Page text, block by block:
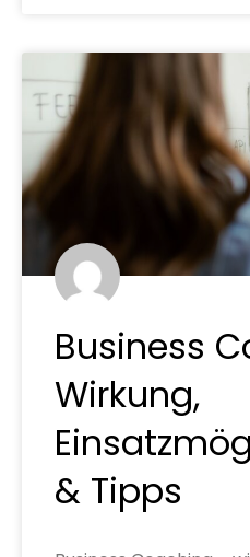
Business
Wirkung,
& Tipps